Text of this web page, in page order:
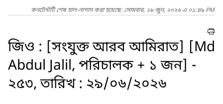
কনটেন্টটি শেষ হাল-নাগাদ করা হয়েছে: সোমবার, ২৯ জুন, ২০২৬ এ ০১:৪৯ PM
জিও : [সংযুক্ত আরব আমিরাত] [Md
Abdul Jalil, পরিচালক + ১ জন] -
২৫৩, তারিখ : ২৯/০৬/২০২৬